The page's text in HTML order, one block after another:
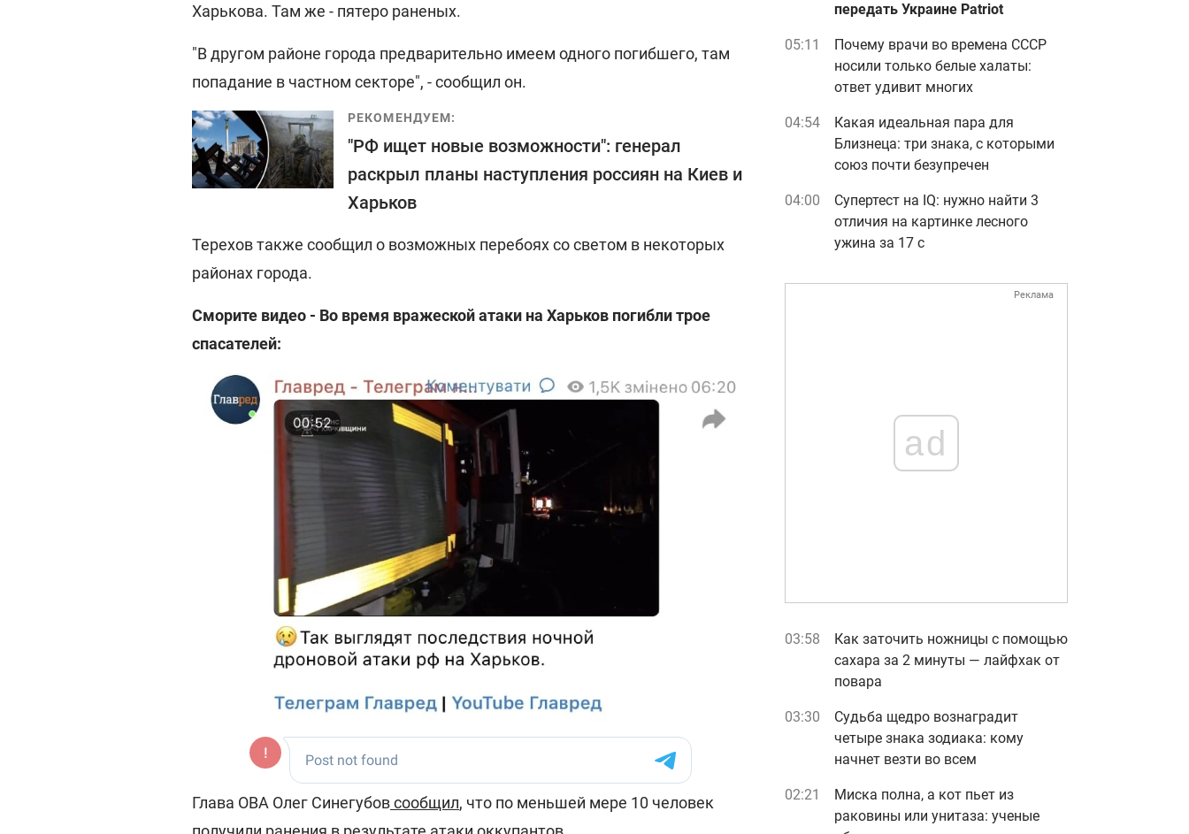
Харькова. Там же - пятеро раненых.
"В другом районе города предварительно имеем одного погибшего, там
попадание в частном секторе", - сообщил он.
РЕКОМЕНДУЕМ:
"РФ ищет новые возможности": генерал
раскрыл планы наступления россиян на Киев и
Харьков
Терехов также сообщил о возможных перебоях со светом в некоторых
районах города.
Сморите видео - Во время вражеской атаки на Харьков погибли трое
спасателей:
Глава ОВА Олег Синегубовсообщил, что по меньшей мере 10 человек
передать Украине Patriot
05:11
Почему врачи во времена СССР
носили только белые халаты:
ответ удивит многих
04:54
Какая идеальная пара для
Близнеца: три знака, с которыми
союз почти безупречен
04:00
Супертест на IQ: нужно найти 3
отличия на картинке лесного
ужина за 17 с
Реклама
ad
03:58
Как заточить ножницы с помощью
сахара за 2 минуты — лайфхак от
повара
03:30
Судьба щедро вознаградит
четыре знака зодиака: кому
начнет везти во всем
02:21
Миска полна, а кот пьет из
раковины или унитаза: ученые